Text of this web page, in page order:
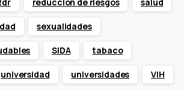
sexualidades
SIDA tabaco
universidad universidades VIH